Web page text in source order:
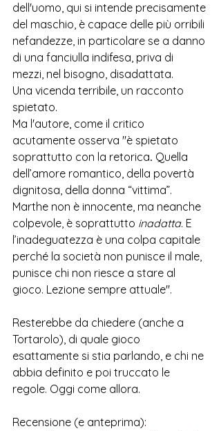
dell'uomo, qui si intende precisamente
del maschio, è capace delle più orribili
nefandezze, in particolare se a danno
di una fanciulla indifesa, priva di
mezzi, nel bisogno, disadattata.
Una vicenda terribile, un racconto
spietato.
Ma l'autore, come il critico
acutamente osserva "è spietato
soprattutto con la retorica. Quella
dell’amore romantico, della povertà
dignitosa, della donna “vittima”.
Marthe non è innocente, ma neanche
colpevole, è soprattutto inadatta. E
l’inadeguatezza è una colpa capitale
perché la società non punisce il male,
punisce chi non riesce a stare al
gioco. Lezione sempre attuale".
Resterebbe da chiedere (anche a
Tortarolo), di quale gioco
esattamente si stia parlando, e chi ne
abbia definito e poi truccato le
regole. Oggi come allora.
Recensione (e anteprima):